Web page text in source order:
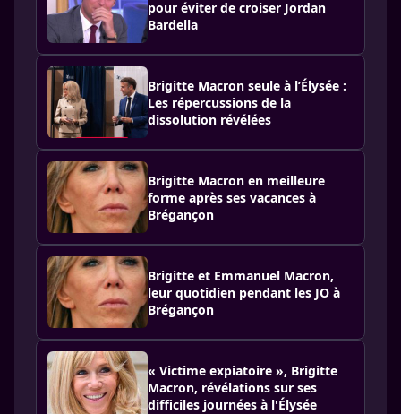
pour éviter de croiser Jordan
Bardella
Brigitte Macron seule à l’Élysée :
Les répercussions de la
dissolution révélées
Brigitte Macron en meilleure
forme après ses vacances à
Brégançon
Brigitte et Emmanuel Macron,
leur quotidien pendant les JO à
Brégançon
« Victime expiatoire », Brigitte
Macron, révélations sur ses
difficiles journées à l'Élysée